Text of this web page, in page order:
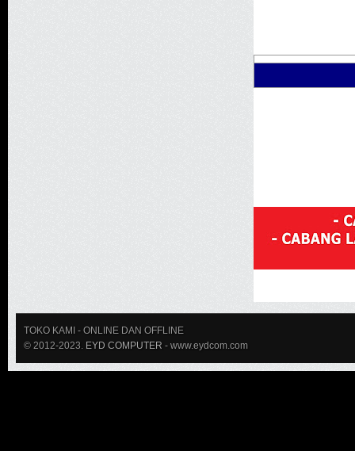
TOKO KAMI - ONLINE DAN OFFLINE
© 2012-2023. EYD COMPUTER - www.eydcom.com